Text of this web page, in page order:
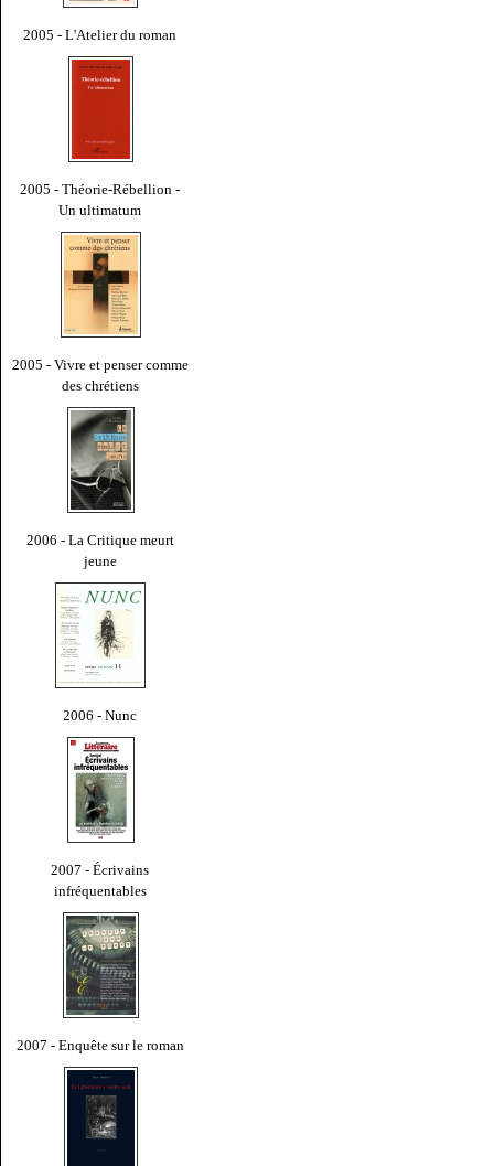
2005 - L'Atelier du roman
2005 - Théorie-Rébellion -
Un ultimatum
2005 - Vivre et penser comme
des chrétiens
2006 - La Critique meurt
jeune
2006 - Nunc
2007 - Écrivains
infréquentables
2007 - Enquête sur le roman